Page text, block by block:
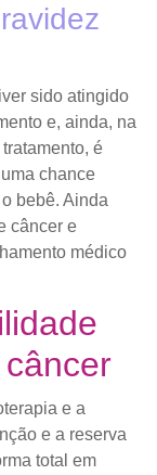
sido atingido
e, ainda, na
é
chance
bebê. Ainda
câncer e
médico
e a
e a reserva
total em